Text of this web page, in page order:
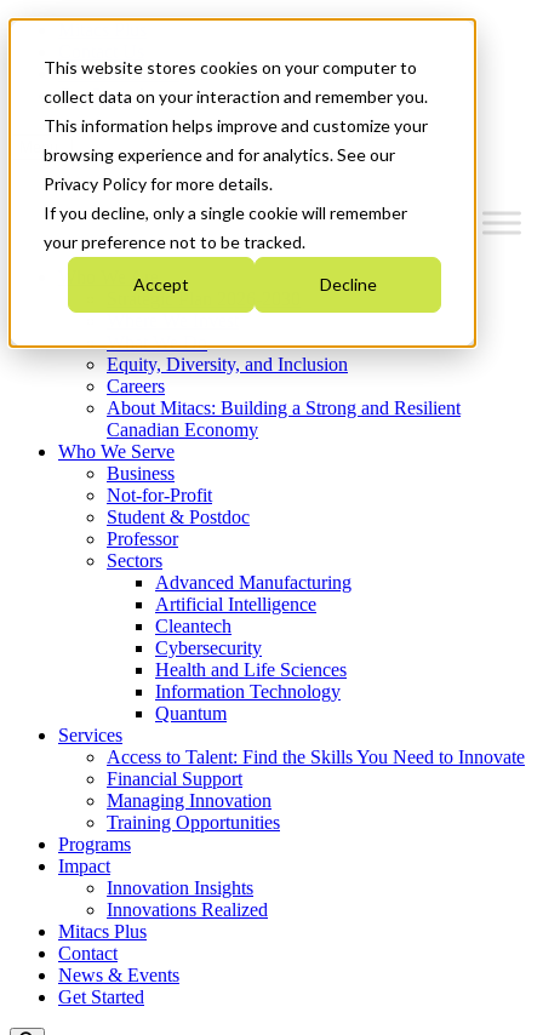
This website stores cookies on your computer to
collect data on your interaction and remember you.
This information helps improve and customize your
browsing experience and for analytics. See our
Privacy Policy for more details.
If you decline, only a single cookie will remember
your preference not to be tracked.
Accept Decline
News & Events
Get Started
Menu
Who We Are
Strategic Plan 2026-2030
What We Do
Equity, Diversity, and Inclusion
Careers
About Mitacs: Building a Strong and Resilient
Canadian Economy
Who We Serve
Business
Not-for-Profit
Student & Postdoc
Professor
Sectors
Advanced Manufacturing
Artificial Intelligence
Cleantech
Cybersecurity
Health and Life Sciences
Information Technology
Quantum
Services
Access to Talent: Find the Skills You Need to Innovate
Financial Support
Managing Innovation
Training Opportunities
Programs
Impact
Innovation Insights
Innovations Realized
Mitacs Plus
Contact
News & Events
Get Started